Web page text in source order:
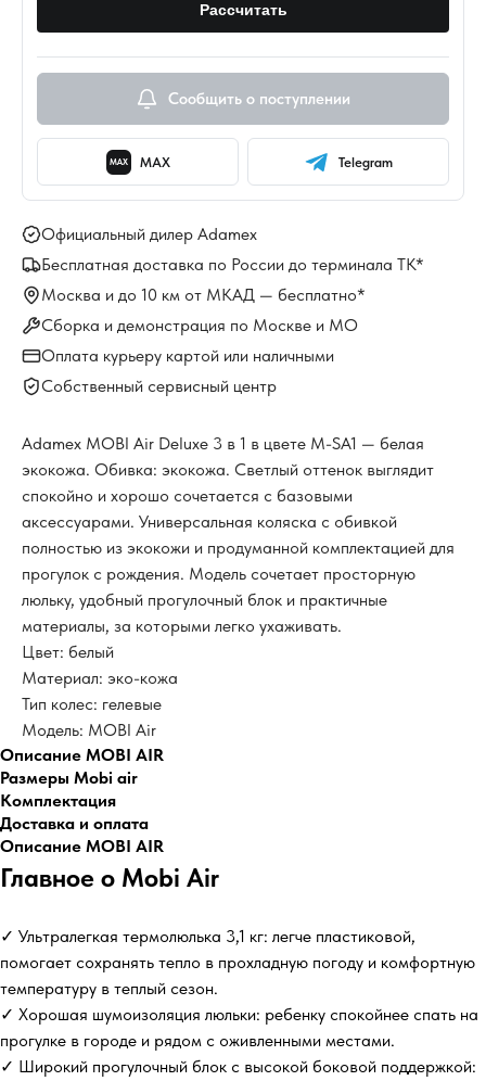
Рассчитать
Сообщить о поступлении
MAX MAX Telegram
Официальный дилер Adamex
Бесплатная доставка по России до терминала ТК*
Москва и до 10 км от МКАД — бесплатно*
Сборка и демонстрация по Москве и МО
Оплата курьеру картой или наличными
Собственный сервисный центр
Adamex MOBI Air Deluxe 3 в 1 в цвете M-SA1 — белая
экокожа. Обивка: экокожа. Светлый оттенок выглядит
спокойно и хорошо сочетается с базовыми
аксессуарами. Универсальная коляска с обивкой
полностью из экокожи и продуманной комплектацией для
прогулок с рождения. Модель сочетает просторную
люльку, удобный прогулочный блок и практичные
материалы, за которыми легко ухаживать.
Цвет: белый
Материал: эко-кожа
Тип колес: гелевые
Модель: MOBI Air
Описание MOBI AIR
Размеры Mobi air
Комплектация
Доставка и оплата
Описание MOBI AIR
Главное о Mobi Air
✓ Ультралегкая термолюлька 3,1 кг: легче пластиковой,
помогает сохранять тепло в прохладную погоду и комфортную
температуру в теплый сезон.
✓ Хорошая шумоизоляция люльки: ребенку спокойнее спать на
прогулке в городе и рядом с оживленными местами.
✓ Широкий прогулочный блок с высокой боковой поддержкой: